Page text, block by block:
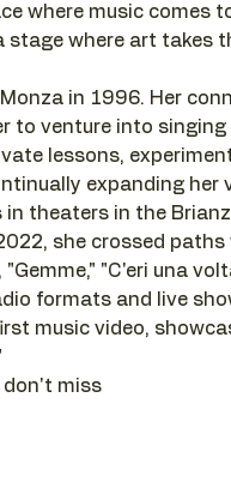
where music comes
stage where art takes
in 1996. Her
to venture into singing
lessons,
expanding
theaters in the
she crossed
"C'eri una
formats and live
music video,
don't miss